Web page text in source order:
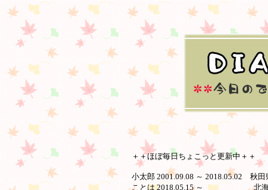
＋＋ほぼ毎日ちょこっと更新中＋＋
小太郎 2001.09.08 ～ 2018.05.02 秋田
ことは 2018.05.15 ～ 北海